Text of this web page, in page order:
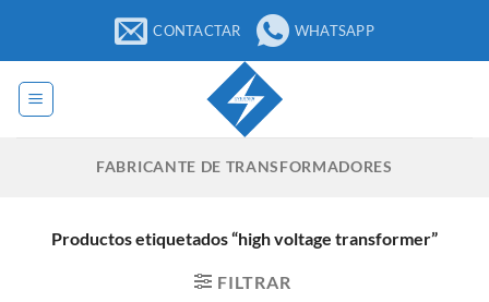
contenido
CONTACTAR WHATSAPP
FABRICANTE DE TRANSFORMADORES
Productos etiquetados “high voltage transformer”
FILTRAR